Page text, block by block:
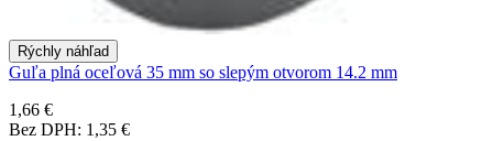
Rýchly náhľad
Guľa plná oceľová 35 mm so slepým otvorom 14.2 mm
1,66 €
Bez DPH: 1,35 €